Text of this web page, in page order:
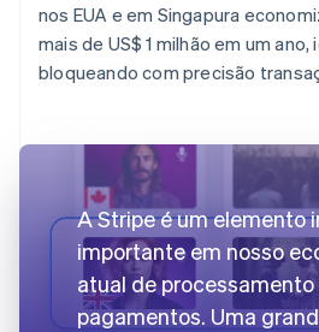
nos EUA e em Singapura
mais de US$ 1 milhão em um
bloqueando com precisão
A Stripe é um elemento
importante em nosso
atual de processamento
pagamentos. Uma